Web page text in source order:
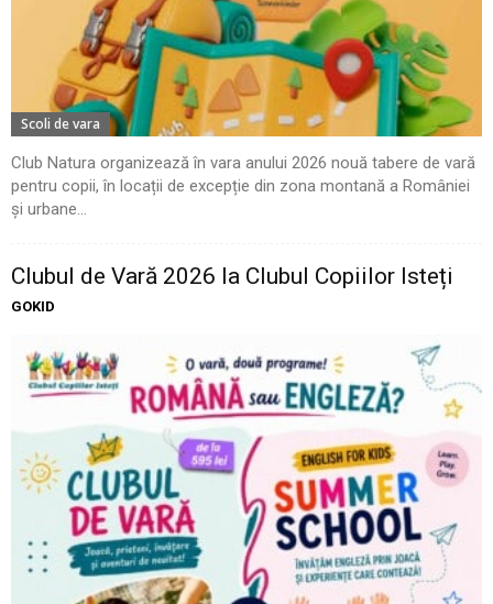
Scoli de vara
Club Natura organizează în vara anului 2026 nouă tabere de vară
pentru copii, în locații de excepție din zona montană a României
și urbane...
Clubul de Vară 2026 la Clubul Copiilor Isteți
GOKID